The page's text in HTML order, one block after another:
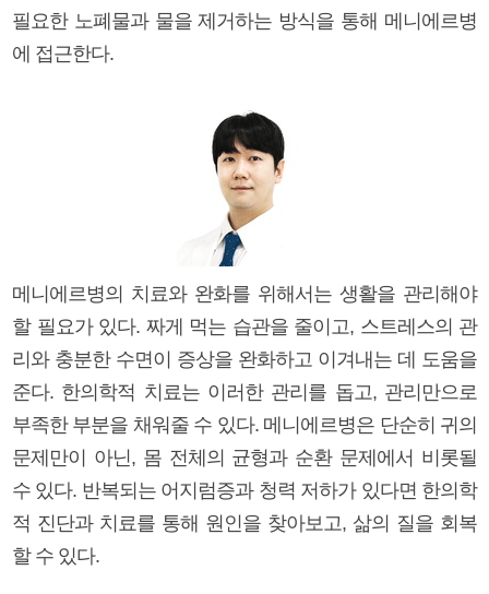
필요한 노폐물과 물을 제거하는 방식을 통해 메니에르병
에 접근한다.
메니에르병의 치료와 완화를 위해서는 생활을 관리해야
할 필요가 있다. 짜게 먹는 습관을 줄이고, 스트레스의 관
리와 충분한 수면이 증상을 완화하고 이겨내는 데 도움을
준다. 한의학적 치료는 이러한 관리를 돕고, 관리만으로
부족한 부분을 채워줄 수 있다. 메니에르병은 단순히 귀의
문제만이 아닌, 몸 전체의 균형과 순환 문제에서 비롯될
수 있다. 반복되는 어지럼증과 청력 저하가 있다면 한의학
적 진단과 치료를 통해 원인을 찾아보고, 삶의 질을 회복
할 수 있다.